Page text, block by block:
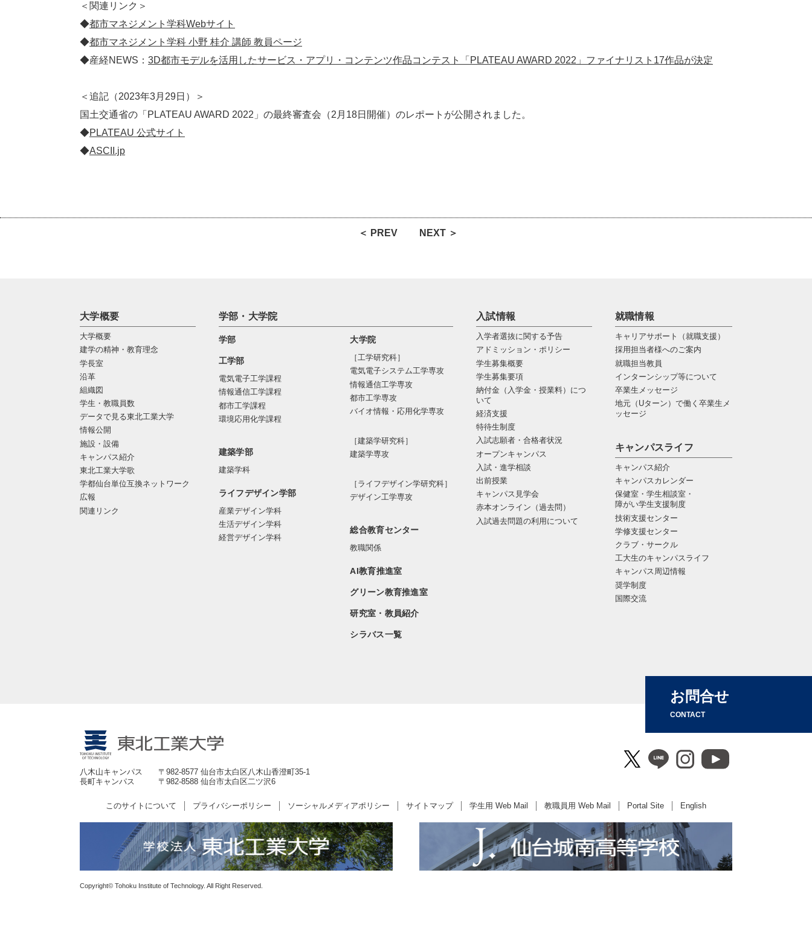
＜関連リンク＞
◆都市マネジメント学科Webサイト
◆都市マネジメント学科 小野 桂介 講師 教員ページ
◆産経NEWS： 3D都市モデルを活用したサービス・アプリ・コンテンツ作品コンテスト「PLATEAU AWARD 2022」ファイナリスト17作品が決定
＜追記（2023年3月29日）＞
国土交通省の「PLATEAU AWARD 2022」の最終審査会（2月18日開催）のレポートが公開されました。
◆PLATEAU 公式サイト
◆ASCII.jp
＜ PREV NEXT ＞
大学概要
大学概要
建学の精神・教育理念
学長室
沿革
組織図
学生・教職員数
データで見る東北工業大学
情報公開
施設・設備
キャンパス紹介
東北工業大学歌
学都仙台単位互換ネットワーク
広報
関連リンク
学部・大学院
学部
工学部
電気電子工学課程
情報通信工学課程
都市工学課程
環境応用化学課程
建築学部
建築学科
ライフデザイン学部
産業デザイン学科
生活デザイン学科
経営デザイン学科
大学院
［工学研究科］
電気電⼦システム⼯学専攻
情報通信⼯学専攻
都市⼯学専攻
バイオ情報・応⽤化学専攻
［建築学研究科］
建築学専攻
［ライフデザイン学研究科］
デザイン工学専攻
総合教育センター
教職関係
AI教育推進室
グリーン教育推進室
研究室・教員紹介
シラバス一覧
入試情報
入学者選抜に関する予告
アドミッション・ポリシー
学生募集概要
学生募集要項
納付金（入学金・授業料）につ
いて
経済支援
特待生制度
入試志願者・合格者状況
オープンキャンパス
入試・進学相談
出前授業
キャンパス見学会
赤本オンライン（過去問）
入試過去問題の利用について
就職情報
キャリアサポート（就職支援）
採用担当者様へのご案内
就職担当教員
インターンシップ等について
卒業生メッセージ
地元（Uターン）で働く卒業生メ
ッセージ
キャンパスライフ
キャンパス紹介
キャンパスカレンダー
保健室・学生相談室・
障がい学生支援制度
技術支援センター
学修支援センター
クラブ・サークル
工大生のキャンパスライフ
キャンパス周辺情報
奨学制度
国際交流
お問合せ
CONTACT
八木山キャンパス
〒982-8577 仙台市太白区八木山香澄町35-1
長町キャンパス
〒982-8588 仙台市太白区二ツ沢6
このサイトについて プライバシーポリシー ソーシャルメディアポリシー サイトマップ 学生用 Web Mail 教職員用 Web Mail Portal Site English
Copyright© Tohoku Institute of Technology. All Right Reserved.